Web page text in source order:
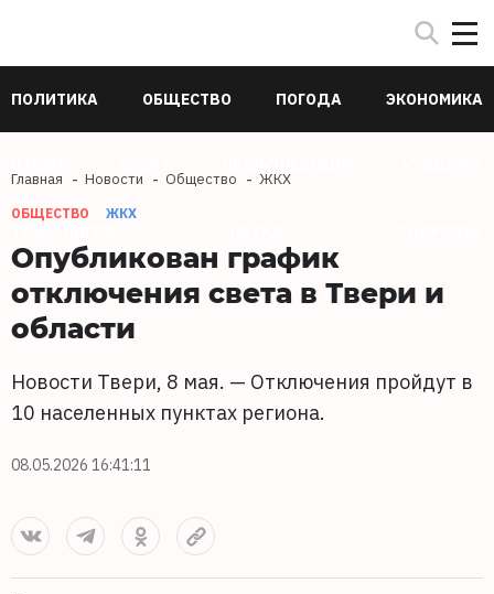
ПОЛИТИКА ОБЩЕСТВО ПОГОДА ЭКОНОМИКА
Главная Новости Общество ЖКХ
ОБЩЕСТВО ЖКХ
Опубликован график
отключения света в Твери и
области
Новости Твери, 8 мая. — Отключения пройдут в
10 населенных пунктах региона.
08.05.2026 16:41:11